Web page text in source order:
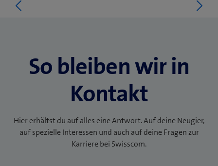
So bleiben wir in
Kontakt
Hier erhältst du auf alles eine Antwort. Auf deine Neugier,
auf spezielle Interessen und auch auf deine Fragen zur
Karriere bei Swisscom.